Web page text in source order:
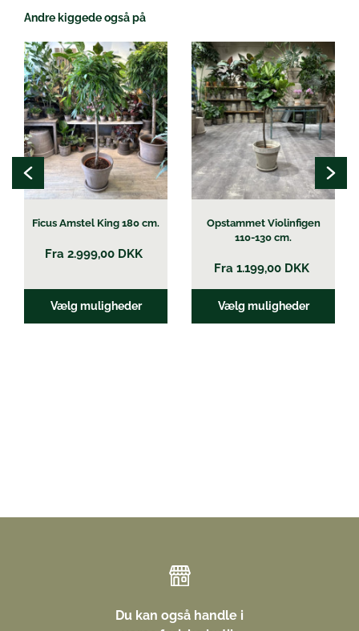
Andre kiggede også på
Ficus Amstel King 180 cm.
Fra 2.999,00 DKK
Vælg muligheder
Dette
vare
har
flere
varianter.
Mulighederne
kan
vælges
på
varesiden
Opstammet Violinfigen
110-130 cm.
Fra 1.199,00 DKK
Vælg muligheder
Dette
vare
har
flere
varianter.
Mulighederne
kan
vælges
på
varesiden
Du kan også handle i